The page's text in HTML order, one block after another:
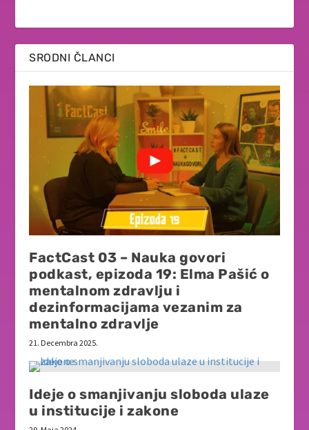
SRODNI ČLANCI
FactCast 03 – Nauka govori
podkast, epizoda 19: Elma Pašić o
mentalnom zdravlju i
dezinformacijama vezanim za
mentalno zdravlje
21. Decembra 2025.
Ideje o smanjivanju sloboda ulaze
u institucije i zakone